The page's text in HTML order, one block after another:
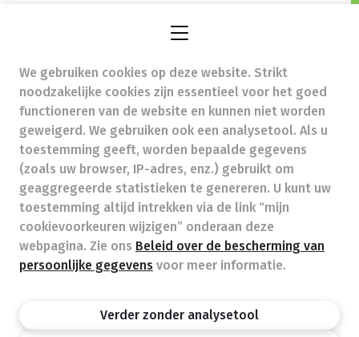
apotheek.pmaenhaut@telenet.be -
Ondernemingsnummer (BTW nr.) (BE)0842080556
Beroepstitel: Apotheker werkzaam in België
Beroepsvereniging: Algemene Pharmaceutische
Bond autorisatienummer FAGG 241603
Valt onder toezicht van de Orde der Apothekers,
02/537.42.67, Henri Jasparlaan 94 1060 Brussel
Deontologie:
Code van de farmaceutische plichtenleer
Tarieven terugbetaalde zorg
Privacy policy
Wettelijke vermeldingen
We gebruiken cookies op deze website. Strikt
noodzakelijke cookies zijn essentieel voor het goed
functioneren van de website en kunnen niet worden
geweigerd. We gebruiken ook een analysetool. Als u
toestemming geeft, worden bepaalde gegevens
(zoals uw browser, IP-adres, enz.) gebruikt om
geaggregeerde statistieken te genereren. U kunt uw
toestemming altijd intrekken via de link “mijn
cookievoorkeuren wijzigen” onderaan deze
webpagina. Zie ons Beleid over de bescherming van
persoonlijke gegevens voor meer informatie.
Verder zonder analysetool